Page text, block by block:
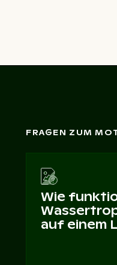
FRAGEN ZUM
Wie
auf einem